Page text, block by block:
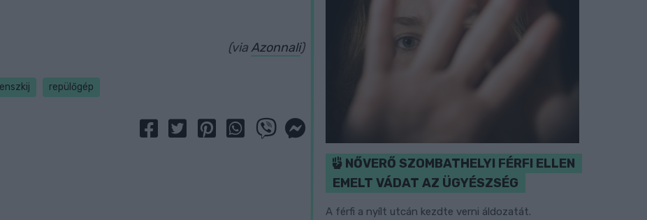
(viaAzonnali)
repülőgép
NŐVERŐ SZOMBATHELYI FÉRFI ELLEN
EMELT VÁDAT AZ ÜGYÉSZSÉG
A férfi a nyílt utcán kezdte verni áldozatát.